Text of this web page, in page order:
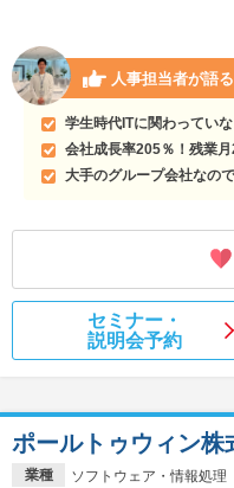
人事担当者が語る
学生時代ITに関わってい
会社成長率205％！残業
大手のグループ会社なの
セミナー・
説明会予約
業種
ソフトウェア・情報処理
ポールトゥウィン株